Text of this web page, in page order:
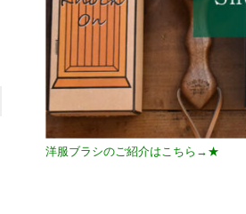
洋服ブラシのご紹介はこちら→★